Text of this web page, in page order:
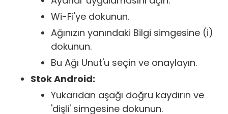
Wi-Fi'ye dokunun.
Ağınızın yanındaki Bilgi simgesine (i)
dokunun.
Bu Ağı Unut'u seçin ve onaylayın.
Stok Android:
Yukarıdan aşağı doğru kaydırın ve
'dişli' simgesine dokunun.